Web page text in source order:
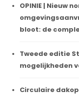
OPINIE | Nieuw
bloot: de
Tweede editie
mogelijkheden
Circulaire